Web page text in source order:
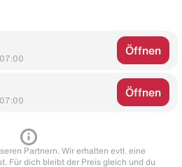
Öffnen
Öffnen
Partnern. Wir erhalten evtl. eine
Für dich bleibt der Preis gleich und du